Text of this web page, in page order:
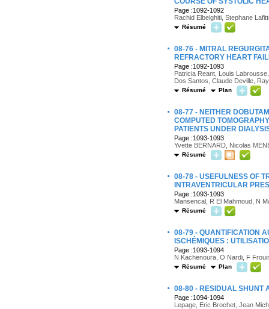
Page :1092-1092
Rachid Elbelghiti, Stephane
Résumé
· 08-76 - MITRAL
REFRACTORY HEART
Page :1092-1093
Patricia Reant, Louis
Dos Santos, Claude Deville,
Résumé Plan
· 08-77 - NEITHER
COMPUTED
PATIENTS UNDER
Page :1093-1093
Yvette BERNARD, Nicolas
Résumé
· 08-78 - USEFULNESS OF
INTRAVENTRICULAR
Page :1093-1093
Mansencal, R El Mahmoud, N
Résumé
· 08-79 - QUANTIFICATION
ISCHÉMIQUES :
Page :1093-1094
N Kachenoura, O Nardi, F
Résumé Plan
· 08-80 - RESIDUAL SHUNT
Page :1094-1094
Lepage, Eric Brochet, Jean